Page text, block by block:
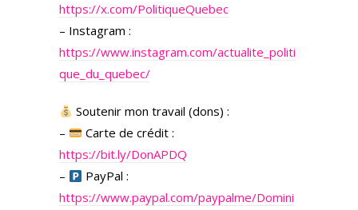
https://x.com/PolitiqueQuebec
– Instagram :
https://www.instagram.com/actualite_politi
que_du_quebec/
Soutenir mon travail (dons) :
–
Carte de crédit :
https://bit.ly/DonAPDQ
–
PayPal :
https://www.paypal.com/paypalme/Domini